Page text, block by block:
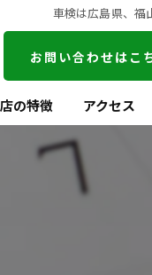
車検は広島県、福
お問い合わせはこ
の特徴 アクセス